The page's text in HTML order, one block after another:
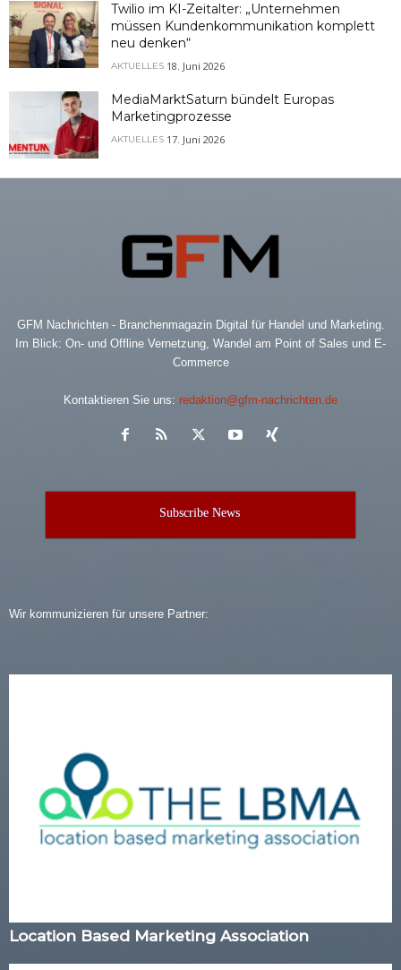
Twilio im KI-Zeitalter: „Unternehmen
müssen Kundenkommunikation komplett
neu denken“
AKTUELLES 18. Juni 2026
MediaMarktSaturn bündelt Europas
Marketingprozesse
AKTUELLES 17. Juni 2026
GFM Nachrichten - Branchenmagazin Digital für Handel und Marketing.
Im Blick: On- und Offline Vernetzung, Wandel am Point of Sales und E-
Commerce
Kontaktieren Sie uns: redaktion@gfm-nachrichten.de
Subscribe News
Wir kommunizieren für unsere Partner:
Location Based Marketing Association